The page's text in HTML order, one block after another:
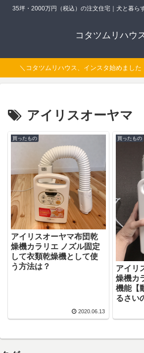
35坪・2000万円（税込）の注文住宅｜犬と暮ら
コタツムリハウ
＼コタツムリハウス、インスタ始めました
アイリスオーヤマ
買ったもの
アイリスオーヤマ布団乾
燥機カラリエ ノズル固定
して衣類乾燥機として使
う方法は？
2020.06.13
買ったもの
アイリ
燥機カ
機能【
るさい